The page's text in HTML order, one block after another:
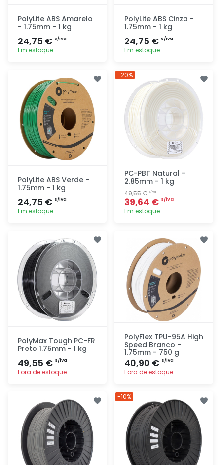
PolyLite ABS Amarelo
- 1.75mm - 1 kg
24,75 € s/iva
Em estoque
rapidamente
PolyLite ABS Cinza -
1.75mm - 1 kg
24,75 € s/iva
Em estoque
rapidamente
PolyLite ABS Verde -
1.75mm - 1 kg
24,75 € s/iva
Em estoque
rapidamente
PC-PBT Natural -
2.85mm - 1 kg
49,55 €s/iva
39,64 € s/iva
Em estoque
rapidamente
-20%
PolyMax Tough PC-FR
Preto 1.75mm - 1 kg
49,55 € s/iva
Fora de estoque
rapidamente
PolyFlex TPU-95A High
Speed Branco -
1.75mm - 750 g
40,90 € s/iva
Fora de estoque
rapidamente
-10%